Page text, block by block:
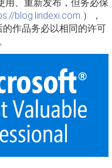
用、重新发布，但务必保
blog.lindexi.com ），
作品务必以相同的许可
。